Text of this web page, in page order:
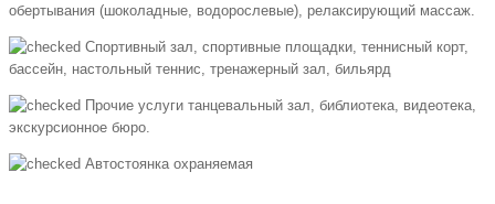
обертывания (шоколадные, водорослевые), релаксирующий массаж.
Спортивный зал, спортивные площадки, теннисный корт,
бассейн, настольный теннис, тренажерный зал, бильярд
Прочие услуги танцевальный зал, библиотека, видеотека,
экскурсионное бюро.
Автостоянка охраняемая